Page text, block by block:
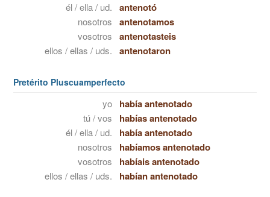
él / ella / ud. antenotó
nosotros antenotamos
vosotros antenotasteis
ellos / ellas / uds. antenotaron
Pretérito Pluscuamperfecto
yo había antenotado
tú / vos habías antenotado
él / ella / ud. había antenotado
nosotros habíamos antenotado
vosotros habíais antenotado
ellos / ellas / uds. habían antenotado